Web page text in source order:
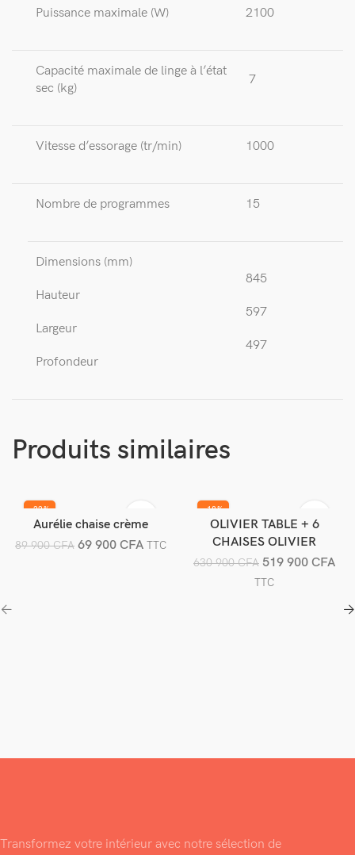
Puissance maximale (W) 2100
Capacité maximale de linge à l’état
sec (kg)
7
Vitesse d’essorage (tr/min) 1000
Nombre de programmes 15
Dimensions (mm)
Hauteur
Largeur
Profondeur
845
597
497
Produits similaires
-22%
Ajouter au panier
Aurélie chaise crème
89 900CFA 69 900 CFA TTC
-18%
Ajouter au panier
OLIVIER TABLE + 6
CHAISES OLIVIER
630 900CFA 519 900 CFA
TTC
Transformez votre intérieur avec notre sélection de